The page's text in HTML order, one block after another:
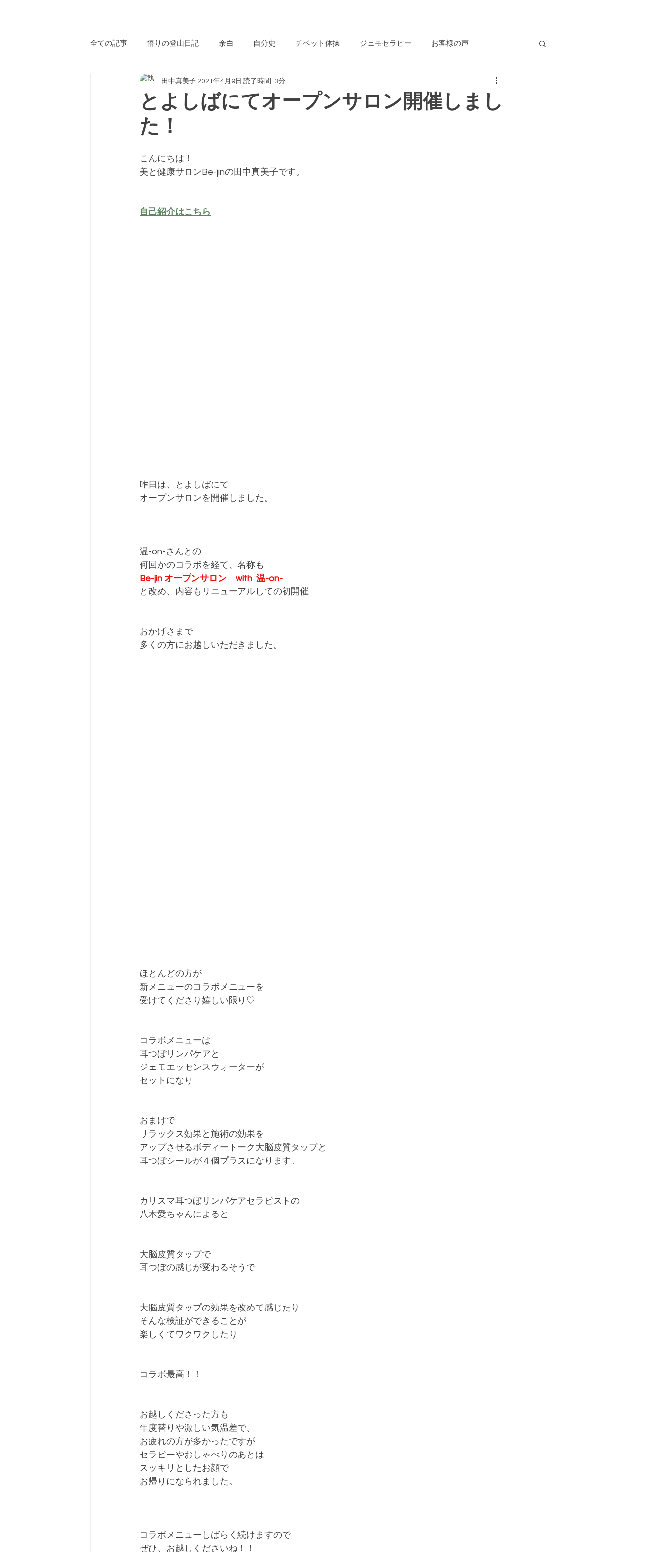
全ての記事 悟りの登山日記 余白 自分史 チベット体操 ジェモセラピー お客様の声
サロンからのお知らせ おすすめジェモ ごあいさつ
オープンサロン
サロン→カフェへ
とよしばにてオープンサロン開催しまし
た！
田中真美子 2021年4月9日 読了時間: 3分
こんにちは！
美と健康サロンBe-jinの田中真美子です。
自己紹介はこちら
昨日は、とよしばにて
オープンサロンを開催しました。
温-on-さんとの
何回かのコラボを経て、名称も
Be-jin オープンサロン　with  温-on-
と改め、内容もリニューアルしての初開催
おかげさまで
多くの方にお越しいただきました。
ほとんどの方が
新メニューのコラボメニューを
受けてくださり嬉しい限り♡
コラボメニューは
耳つぼリンパケアと
ジェモエッセンスウォーターが
セットになり
おまけで
リラックス効果と施術の効果を
アップさせるボディートーク大脳皮質タップと
耳つぼシールが４個プラスになります。
カリスマ耳つぼリンパケアセラピストの
八木愛ちゃんによると
大脳皮質タップで
耳つぼの感じが変わるそうで
大脳皮質タップの効果を改めて感じたり
そんな検証ができることが
楽しくてワクワクしたり
コラボ最高！！
お越しくださった方も
年度替りや激しい気温差で、
お疲れの方が多かったですが
セラピーやおしゃべりのあとは
スッキリとしたお顔で
お帰りになられました。
コラボメニューしばらく続けますので
ぜひ、お越しくださいね！！